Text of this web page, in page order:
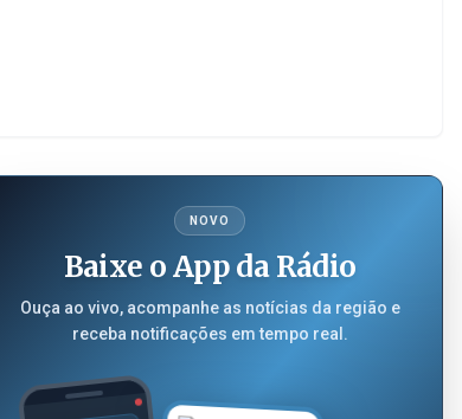
NOVO
Baixe o App da Rádio
Ouça ao vivo, acompanhe as notícias da região e
receba notificações em tempo real.